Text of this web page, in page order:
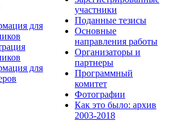
для
для
участники
Поданные тезисы
Основные
направления работы
Организаторы и
партнеры
Программный
комитет
Фотографии
Как это было: архив
2003-2018